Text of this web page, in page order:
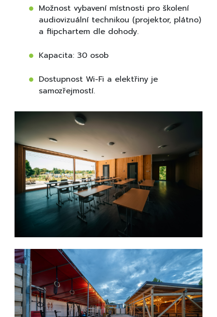
Možnost vybavení místnosti pro školení
audiovizuální technikou (projektor, plátno)
a flipchartem dle dohody.
Kapacita: 30 osob
Dostupnost Wi-Fi a elektřiny je
samozřejmostí.